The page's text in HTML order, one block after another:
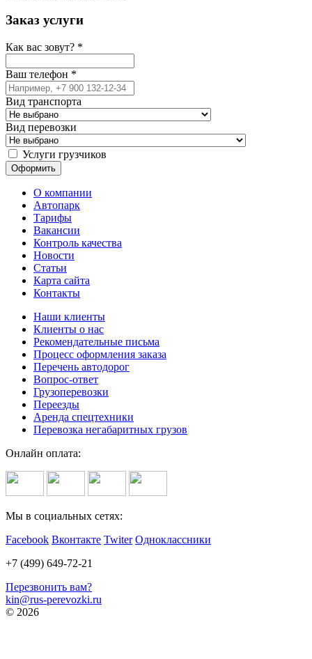
Заказ услуги
Как вас зовут? *
Ваш телефон *
Вид транспорта
Вид перевозки
Услуги грузчиков
О компании
Автопарк
Тарифы
Вакансии
Контроль качества
Новости
Статьи
Карта сайта
Контакты
Наши клиенты
Клиенты о нас
Рекомендательные письма
Процесс оформления заказа
Перечень автодорог
Вопрос-ответ
Грузоперевозки
Переезды
Аренда спецтехники
Перевозка негабаритных грузов
Онлайн оплата:
Мы в социальных сетях:
Facebook Вконтакте Twiter Одноклассники
+7 (499) 649-72-21
Перезвонить вам?
kin@rus-perevozki.ru
© 2026